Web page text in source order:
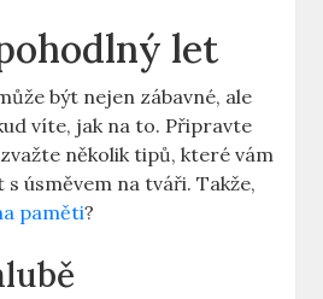
let
být nejen zábavné, ale
víte, jak na to. Připravte
několik tipů, které vám
úsměvem na tváři. Takže,
paměti?